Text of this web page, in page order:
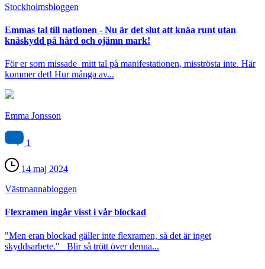
Stockholms­bloggen
Emmas tal till nationen - Nu är det slut att knäa runt utan
knäskydd på hård och ojämn mark!
För er som missade mitt tal på manifestationen, misströsta inte. Här
kommer det! Hur många av...
Emma Jonsson
1
14 maj 2024
Västmanna­bloggen
Flexramen ingår visst i vår blockad
"Men eran blockad gäller inte flexramen, så det är inget
skyddsarbete." Blir så trött över denna...